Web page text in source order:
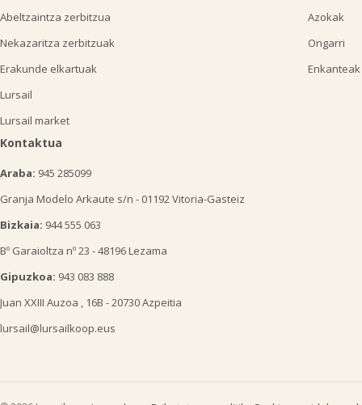
Abeltzaintza zerbitzua
Nekazaritza zerbitzuak
Erakunde elkartuak
Lursail
Lursail market
Azokak
Ongarri
Enkanteak
Kontaktua
Araba: 945 285099
Granja Modelo Arkaute s/n - 01192 Vitoria-Gasteiz
Bizkaia: 944 555 063
Bº Garaioltza nº 23 - 48196 Lezama
Gipuzkoa: 943 083 888
Juan XXIII Auzoa , 16B - 20730 Azpeitia
lursail@lursailkoop.eus